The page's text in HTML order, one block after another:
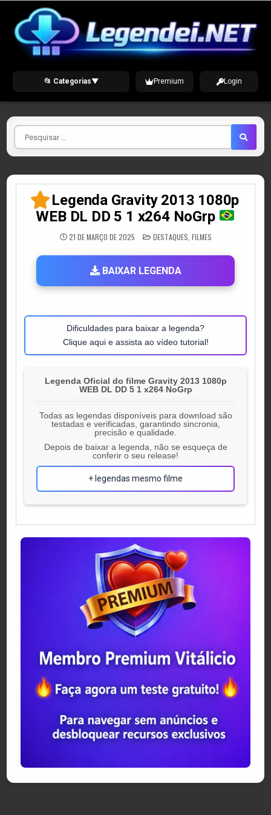
content
📂 Categorias▼ Premium Login
Pesquisar
por
Legenda Gravity 2013 1080p
WEB DL DD 5 1 x264 NoGrp
21 DE MARÇO DE 2025 POSTED
IN
DESTAQUES FILMES
BAIXAR LEGENDA
Dificuldades para baixar a legenda?
Clique aqui e assista ao vídeo tutorial!
Legenda Oficial do filme Gravity 2013 1080p
WEB DL DD 5 1 x264 NoGrp
Todas as legendas disponíveis para download são
testadas e verificadas, garantindo sincronia,
precisão e qualidade.
Depois de baixar a legenda, não se esqueça de
conferir o seu release!
+ legendas mesmo filme